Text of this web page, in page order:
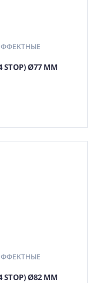
STOP) Ø77 ММ
STOP) Ø82 ММ